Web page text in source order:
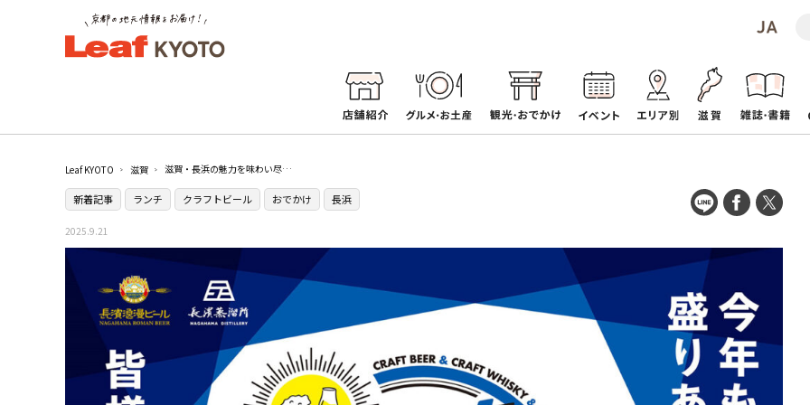
Leaf KYOTO 滋賀 滋賀・長浜の魅力を味わい尽くすフードイベント『長濱フェス 2025』が開催／えきまちテラス長浜
新着記事 ランチ クラフトビール おでかけ 長浜
2025.9.21